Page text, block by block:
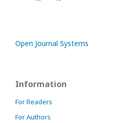
Open Journal Systems
Information
For Readers
For Authors